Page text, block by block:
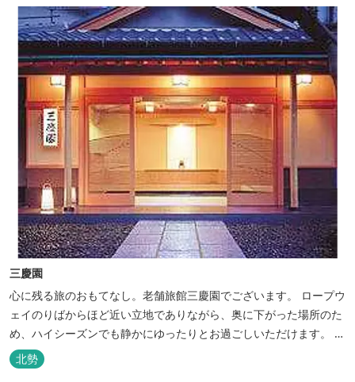
していただける会員制リゾートホ...
三慶園
心に残る旅のおもてなし。老舗旅館三慶園でございます。 ロープウ
ェイのりばからほど近い立地でありながら、奥に下がった場所のた
め、ハイシーズンでも静かにゆったりとお過ごしいただけます。 自
慢の大浴場からは、雄大な御在所岳を背に、御在所ロープウェイが
望めます。季節ごとに表情を変える湯の山の自然と対話しながら至
北勢